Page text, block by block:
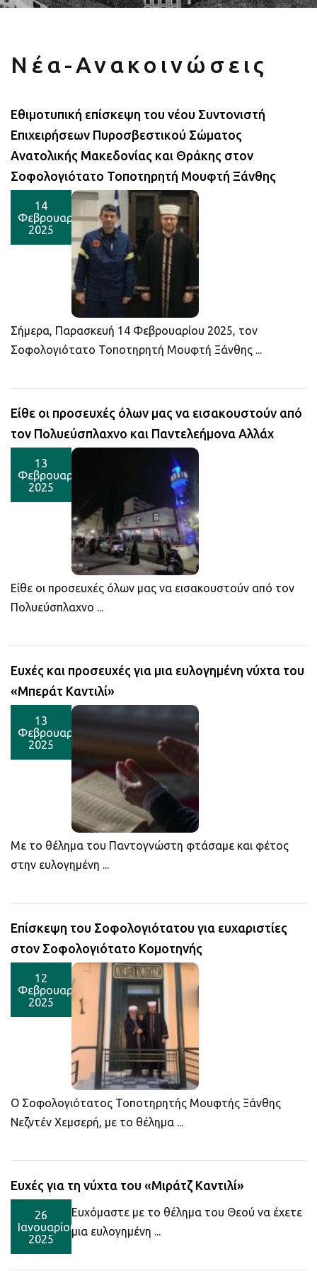
Νέα-Ανακοινώσεις
Εθιμοτυπική επίσκεψη του νέου Συντονιστή
Επιχειρήσεων Πυροσβεστικού Σώματος
Ανατολικής Μακεδονίας και Θράκης στον
Σοφολογιότατο Τοποτηρητή Μουφτή Ξάνθης
14
Φεβρουαρίου
2025
Σήμερα, Παρασκευή 14 Φεβρουαρίου 2025, τον
Σοφολογιότατο Τοποτηρητή Μουφτή Ξάνθης ...
Είθε οι προσευχές όλων μας να εισακουστούν από
τον Πολυεύσπλαχνο και Παντελεήμονα Αλλάχ
13
Φεβρουαρίου
2025
Είθε οι προσευχές όλων μας να εισακουστούν από τον
Πολυεύσπλαχνο ...
Ευχές και προσευχές για μια ευλογημένη νύχτα του
«Μπεράτ Καντιλί»
13
Φεβρουαρίου
2025
Με το θέλημα του Παντογνώστη φτάσαμε και φέτος
στην ευλογημένη ...
Επίσκεψη του Σοφολογιότατου για ευχαριστίες
στον Σοφολογιότατο Κομοτηνής
12
Φεβρουαρίου
2025
Ο Σοφολογιότατος Τοποτηρητής Μουφτής Ξάνθης
Νεζντέν Χεμσερή, με το θέλημα ...
Ευχές για τη νύχτα του «Μιράτζ Καντιλί»
26
Ιανουαρίου
2025
Ευχόμαστε με το θέλημα του Θεού να έχετε
μια ευλογημένη ...